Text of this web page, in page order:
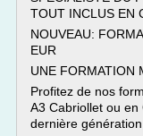
TOUT INCLUS EN
NOUVEAU:
EUR
UNE FORMATION
Profitez de nos
A3 Cabriollet ou en
dernière génération